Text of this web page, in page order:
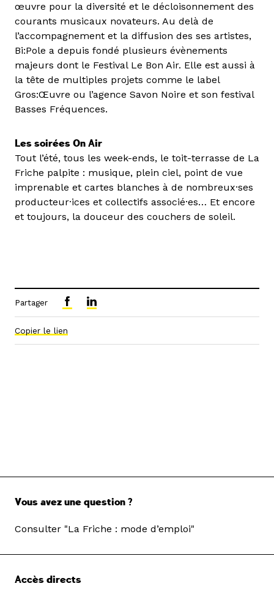
œuvre pour la diversité et le décloisonnement des
courants musicaux novateurs. Au delà de
l’accompagnement et la diffusion des ses artistes,
Bi:Pole a depuis fondé plusieurs évènements
majeurs dont le Festival Le Bon Air. Elle est aussi à
la tête de multiples projets comme le label
Gros:Œuvre ou l’agence Savon Noire et son festival
Basses Fréquences.
Les soirées On Air
Tout l’été, tous les week-ends, le toit-terrasse de La
Friche palpite : musique, plein ciel, point de vue
imprenable et cartes blanches à de nombreux·ses
producteur·ices et collectifs associé·es… Et encore
et toujours, la douceur des couchers de soleil.
Partager
Copier le lien
Vous avez une question ?
Consulter "La Friche : mode d’emploi"
Accès directs